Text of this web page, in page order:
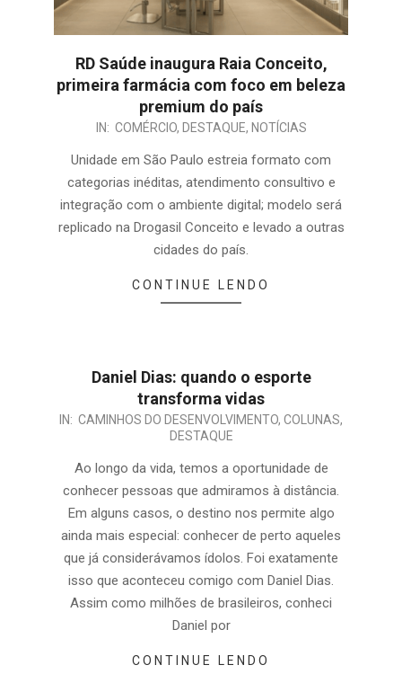
RD Saúde inaugura Raia Conceito,
primeira farmácia com foco em beleza
premium do país
IN: COMÉRCIO, DESTAQUE, NOTÍCIAS
Unidade em São Paulo estreia formato com
categorias inéditas, atendimento consultivo e
integração com o ambiente digital; modelo será
replicado na Drogasil Conceito e levado a outras
cidades do país.
CONTINUE LENDO
Daniel Dias: quando o esporte
transforma vidas
IN: CAMINHOS DO DESENVOLVIMENTO, COLUNAS,
DESTAQUE
Ao longo da vida, temos a oportunidade de
conhecer pessoas que admiramos à distância.
Em alguns casos, o destino nos permite algo
ainda mais especial: conhecer de perto aqueles
que já considerávamos ídolos. Foi exatamente
isso que aconteceu comigo com Daniel Dias.
Assim como milhões de brasileiros, conheci
Daniel por
CONTINUE LENDO